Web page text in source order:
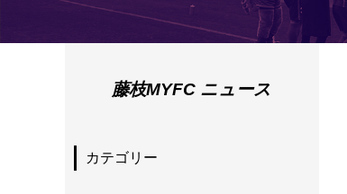
藤枝MYFC ニュース
カテゴリー